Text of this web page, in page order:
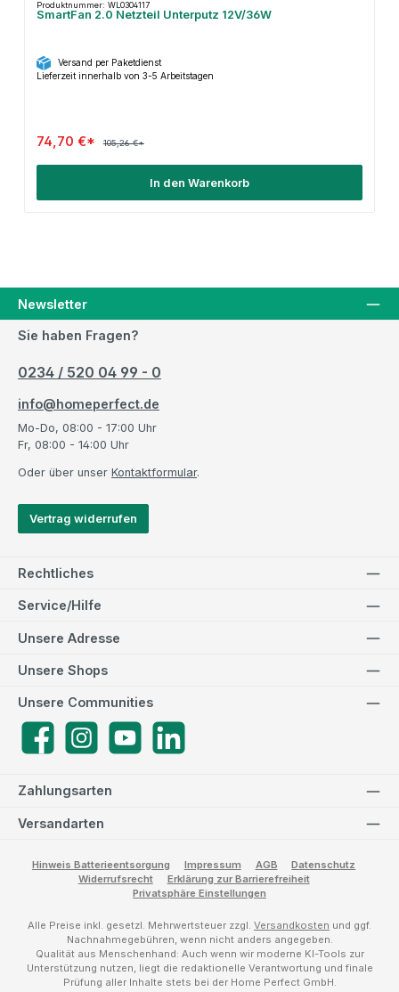
Produktnummer: WL0304117
SmartFan 2.0 Netzteil Unterputz 12V/36W
Versand per Paketdienst
Lieferzeit innerhalb von 3-5 Arbeitstagen
74,70 €* 105,26 €*
In den Warenkorb
Newsletter
Sie haben Fragen?
0234 / 520 04 99 - 0
info@homeperfect.de
Mo-Do, 08:00 - 17:00 Uhr
Fr, 08:00 - 14:00 Uhr
Oder über unser Kontaktformular.
Vertrag widerrufen
Rechtliches
Service/Hilfe
Zahlungsarten
Versandarten
Unsere Adresse
Unsere Communities
FacebookInstagramYouTube
Unsere Shops
Hinweis Batterieentsorgung Impressum AGB
Datenschutz
Widerrufsrecht
Erklärung zur Barrierefreiheit
Privatsphäre Einstellungen
Alle Preise inkl. gesetzl. Mehrwertsteuer zzgl. Versandkosten und ggf.
Nachnahmegebühren, wenn nicht anders angegeben.
Qualität aus Menschenhand: Auch wenn wir moderne KI-Tools zur
Unterstützung nutzen, liegt die redaktionelle Verantwortung und finale
Prüfung aller Inhalte stets bei der Home Perfect GmbH.